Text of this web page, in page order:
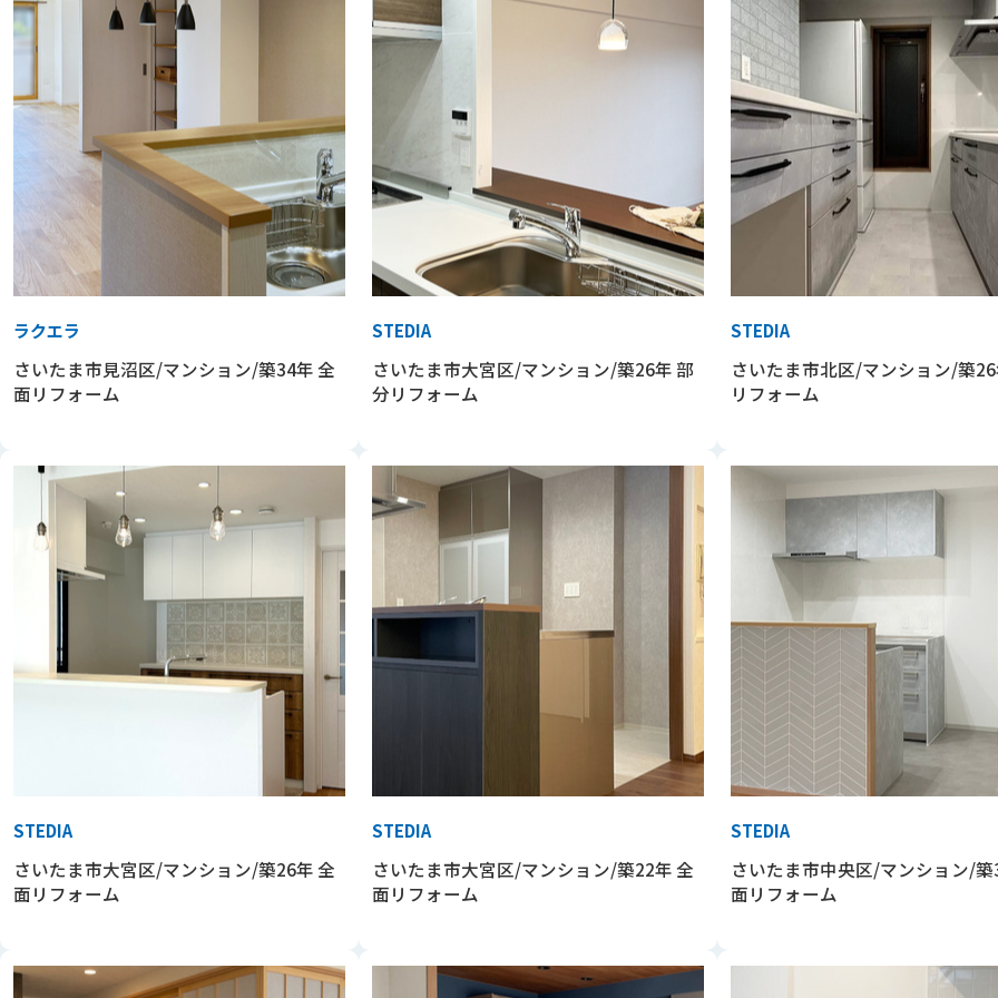
ラクエラ
さいたま市見沼区/マンション/築34年 全
面リフォーム
STEDIA
さいたま市大宮区/マンション/築26年 部
分リフォーム
STEDIA
さいたま市北区/マンション/築
リフォーム
STEDIA
さいたま市大宮区/マンション/築26年 全
面リフォーム
STEDIA
さいたま市大宮区/マンション/築22年 全
面リフォーム
STEDIA
さいたま市中央区/マンション/築
面リフォーム